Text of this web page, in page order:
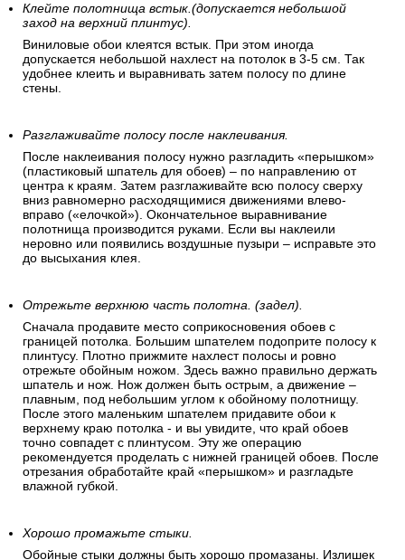
Клейте полотнища встык.(допускается небольшой
заход на верхний плинтус).
Виниловые обои клеятся встык. При этом иногда
допускается небольшой нахлест на потолок в 3-5 см. Так
удобнее клеить и выравнивать затем полосу по длине
стены.
Разглаживайте полосу после наклеивания.
После наклеивания полосу нужно разгладить «перышком»
(пластиковый шпатель для обоев) – по направлению от
центра к краям. Затем разглаживайте всю полосу сверху
вниз равномерно расходящимися движениями влево-
вправо («елочкой»). Окончательное выравнивание
полотнища производится руками. Если вы наклеили
неровно или появились воздушные пузыри – исправьте это
до высыхания клея.
Отрежьте верхнюю часть полотна. (задел).
Сначала продавите место соприкосновения обоев с
границей потолка. Большим шпателем подоприте полосу к
плинтусу. Плотно прижмите нахлест полосы и ровно
отрежьте обойным ножом. Здесь важно правильно держать
шпатель и нож. Нож должен быть острым, а движение –
плавным, под небольшим углом к обойному полотнищу.
После этого маленьким шпателем придавите обои к
верхнему краю потолка - и вы увидите, что край обоев
точно совпадет с плинтусом. Эту же операцию
рекомендуется проделать с нижней границей обоев. После
отрезания обработайте край «перышком» и разгладьте
влажной губкой.
Хорошо промажьте стыки.
Обойные стыки должны быть хорошо промазаны. Излишек